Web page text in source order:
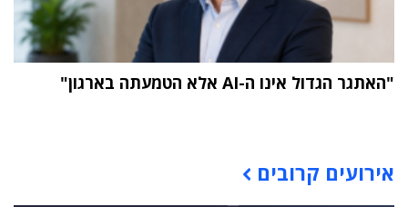
"האתגר הגדול אינו ה-AI אלא הטמעתה בארגון"
אירועים קרובים